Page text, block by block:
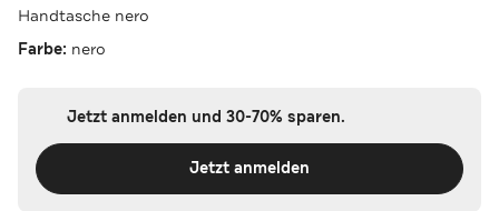
Handtasche nero
Farbe: nero
Jetzt anmelden und 30-70% sparen.
Jetzt anmelden